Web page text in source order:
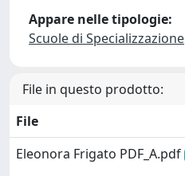
Appare nelle tipologie:
Scuole di Specializzazione
File in questo prodotto:
File
Eleonora Frigato PDF_A.pdf